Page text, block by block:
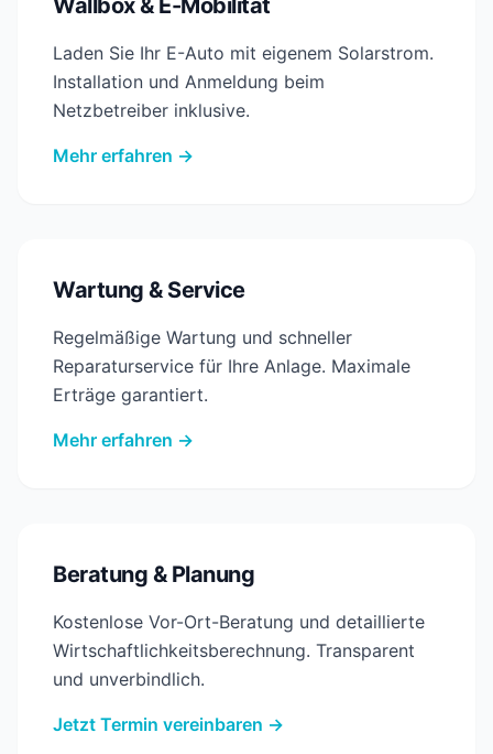
Wallbox & E-Mobilität
Laden Sie Ihr E-Auto mit eigenem Solarstrom.
Installation und Anmeldung beim
Netzbetreiber inklusive.
Mehr erfahren →
Wartung & Service
Regelmäßige Wartung und schneller
Reparaturservice für Ihre Anlage. Maximale
Erträge garantiert.
Mehr erfahren →
Beratung & Planung
Kostenlose Vor-Ort-Beratung und detaillierte
Wirtschaftlichkeitsberechnung. Transparent
und unverbindlich.
Jetzt Termin vereinbaren →